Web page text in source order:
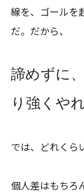
線を、ゴールを
だ。だから、
諦めずに
り強くや
では、どれくら
個人差はもちろ